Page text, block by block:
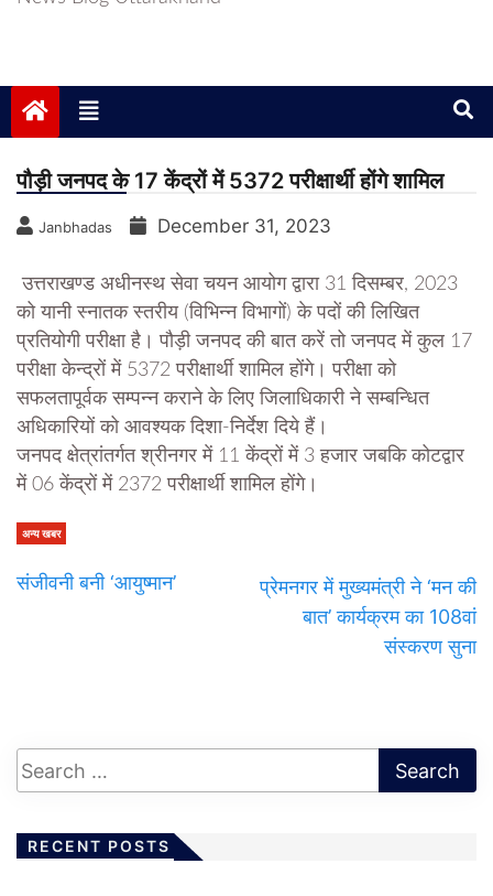
पौड़ी जनपद के 17 केंद्रों में 5372 परीक्षार्थी होंगे शामिल
Janbhadas December 31, 2023
उत्तराखण्ड अधीनस्थ सेवा चयन आयोग द्वारा 31 दिसम्बर, 2023
को यानी स्नातक स्तरीय (विभिन्न विभागों) के पदों की लिखित
प्रतियोगी परीक्षा है। पौड़ी जनपद की बात करें तो जनपद में कुल 17
परीक्षा केन्द्रों में 5372 परीक्षार्थी शामिल होंगे। परीक्षा को
सफलतापूर्वक सम्पन्न कराने के लिए जिलाधिकारी ने सम्बन्धित
अधिकारियों को आवश्यक दिशा-निर्देश दिये हैं।
जनपद क्षेत्रांतर्गत श्रीनगर में 11 केंद्रों में 3 हजार जबकि कोटद्वार
में 06 केंद्रों में 2372 परीक्षार्थी शामिल होंगे।
अन्य खबर
संजीवनी बनी ‘आयुष्मान’
प्रेमनगर में मुख्यमंत्री ने ‘मन की
बात’ कार्यक्रम का 108वां
संस्करण सुना
RECENT POSTS